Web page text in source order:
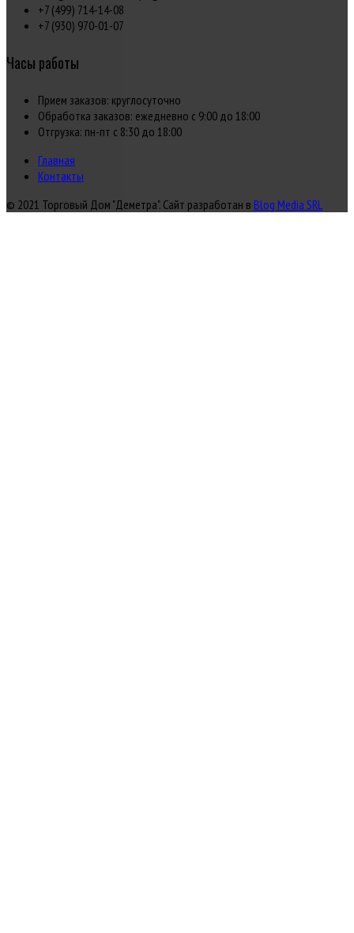
+7 (499) 714-14-08
+7 (930) 970-01-07
Часы работы
Прием заказов: круглосуточно
Обработка заказов: ежедневно с 9:00 до 18:00
Отгрузка: пн-пт с 8:30 до 18:00
Главная
Контакты
© 2021 Торговый Дом "Деметра". Сайт разработан в Blog Media SRL